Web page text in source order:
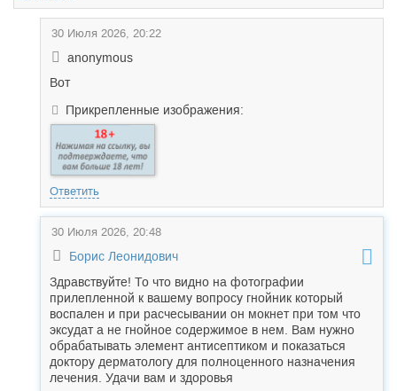
30 Июля 2026, 20:22
anonymous
Вот
Прикрепленные изображения:
Ответить
30 Июля 2026, 20:48
Борис Леонидович
Здравствуйте! То что видно на фотографии
прилепленной к вашему вопросу гнойник который
воспален и при расчесывании он мокнет при том что
эксудат а не гнойное содержимое в нем. Вам нужно
обрабатывать элемент антисептиком и показаться
доктору дерматологу для полноценного назначения
лечения. Удачи вам и здоровья